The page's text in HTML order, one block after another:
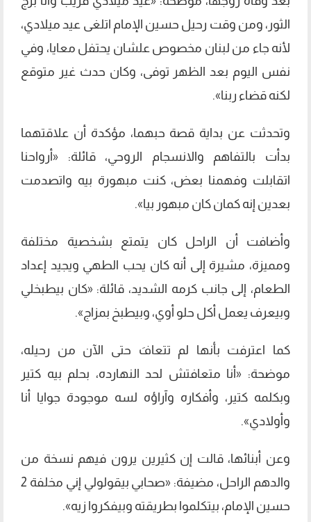
الثور، ومن وقت رحيل حسين الإمام اتلغى عيد ميلادي،
لأنه جاء من لبنان مخصوص علشان يحتفل معايا، وفي
نفس اليوم بعد الظهر توفى، وكان حدث غير متوقع
لكنه قضاء ربنا».
وتحدثت عن بداية قصة حبهما، مؤكدة أن علاقتهما
بدأت بالتفاهم والانسجام الروحي، قائلة: «أرواحنا
اتقابلت وفهمنا بعض، كنت مبهورة بيه واتصدمت
بعدين إنه كمان كان مبهور بيا».
وأضافت أن الراحل كان يتمتع بشخصية مختلفة
ومميزة، مشيرة إلى أنه كان يحب الطهي ويجيد إعداد
الطعام، إلى جانب كرمه الشديد، قائلة: «كان بيطبخلي
وبيعرف يعمل أكل حلو أوي، وبيطبخ بمزاج».
كما اعترفت بأنها لم تتعافَ حتى الآن من رحيله،
موضحة: «أنا متعافتش لحد النهارده، بحلم بيه كتير
وبكلمه كتير، وأفكاره وآراؤه لسه موجودة جوايا أنا
وأولادي».
وعن أبنائها، قالت إن كثيرين يرون فيهم نسخة من
والدهم الراحل، مضيفة: «صحابي بيقولولي إني مخلفة 2
حسين الإمام، بيتكلموا بطريقته وبيفكروا زيه».